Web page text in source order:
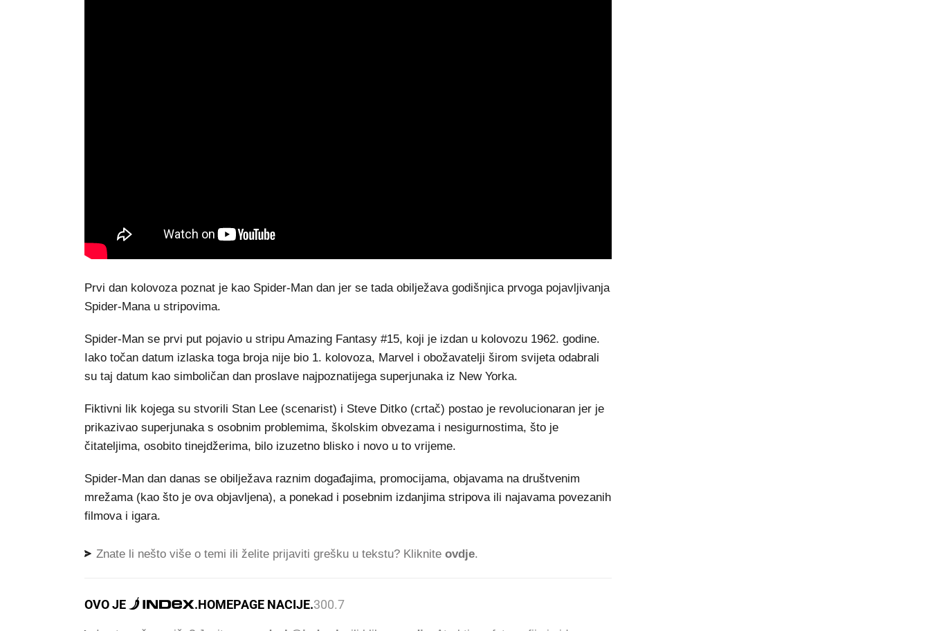
Prvi dan kolovoza poznat je kao Spider-Man dan jer se tada obilježava godišnjica prvoga pojavljivanja
Spider-Mana u stripovima.
Spider-Man se prvi put pojavio u stripu Amazing Fantasy #15, koji je izdan u kolovozu 1962. godine.
Iako točan datum izlaska toga broja nije bio 1. kolovoza, Marvel i obožavatelji širom svijeta odabrali
su taj datum kao simboličan dan proslave najpoznatijega superjunaka iz New Yorka.
Fiktivni lik kojega su stvorili Stan Lee (scenarist) i Steve Ditko (crtač) postao je revolucionaran jer je
prikazivao superjunaka s osobnim problemima, školskim obvezama i nesigurnostima, što je
čitateljima, osobito tinejdžerima, bilo izuzetno blisko i novo u to vrijeme.
Spider-Man dan danas se obilježava raznim događajima, promocijama, objavama na društvenim
mrežama (kao što je ova objavljena), a ponekad i posebnim izdanjima stripova ili najavama povezanih
filmova i igara.
Znate li nešto više o temi ili želite prijaviti grešku u tekstu? Kliknite ovdje.
OVO JE .HOMEPAGE NACIJE.300.700